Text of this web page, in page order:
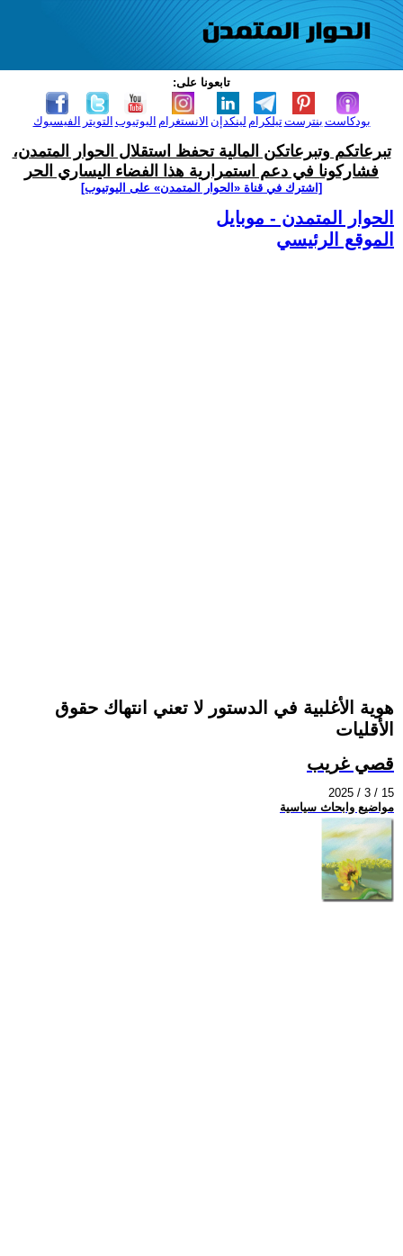
تابعونا على:
الفيسبوك التويتر اليوتيوب الانستغرام لينكدإن تيلكرامبنترست بودكاست
تبرعاتكم وتبرعاتكن المالية تحفظ استقلال الحوار المتمدن،
فشاركونا في دعم استمرارية هذا الفضاء اليساري الحر
[اشترك في قناة ‫«الحوار المتمدن» على اليوتيوب]
الحوار المتمدن - موبايل
الموقع الرئيسي
هوية الأغلبية في الدستور لا تعني انتهاك حقوق
الأقليات
قصي غريب
2025 / 3 / 15
مواضيع وابحاث سياسية